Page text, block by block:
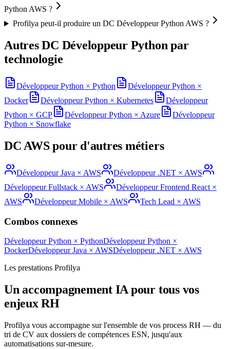
Python AWS ?
Profilya peut-il produire un DC Développeur Python AWS ?
Autres DC Développeur Python par
technologie
Développeur Python × Python Développeur Python ×
Docker
Développeur Python × Kubernetes
Développeur
Python × GCP Développeur Python × Azure
Développeur
Python × Snowflake
DC AWSpour d'autres métiers
Développeur Java × AWS Développeur .NET × AWS
Développeur Fullstack × AWS Développeur Frontend React ×
AWS
Développeur Mobile × AWS Tech Lead × AWS
Combos connexes
Développeur Python × PythonDéveloppeur Python ×
DockerDéveloppeur Java × AWSDéveloppeur .NET × AWS
Les prestations Profilya
Un accompagnement IA pour tous vos
enjeux RH
Profilya vous accompagne sur l'ensemble de vos process RH — du
tri de CV aux dossiers de compétences ESN, jusqu'aux
automatisations sur-mesure.